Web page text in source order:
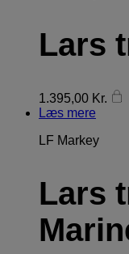
Lars
1.395,00 Kr.
Læs mere
LF Markey
Lars